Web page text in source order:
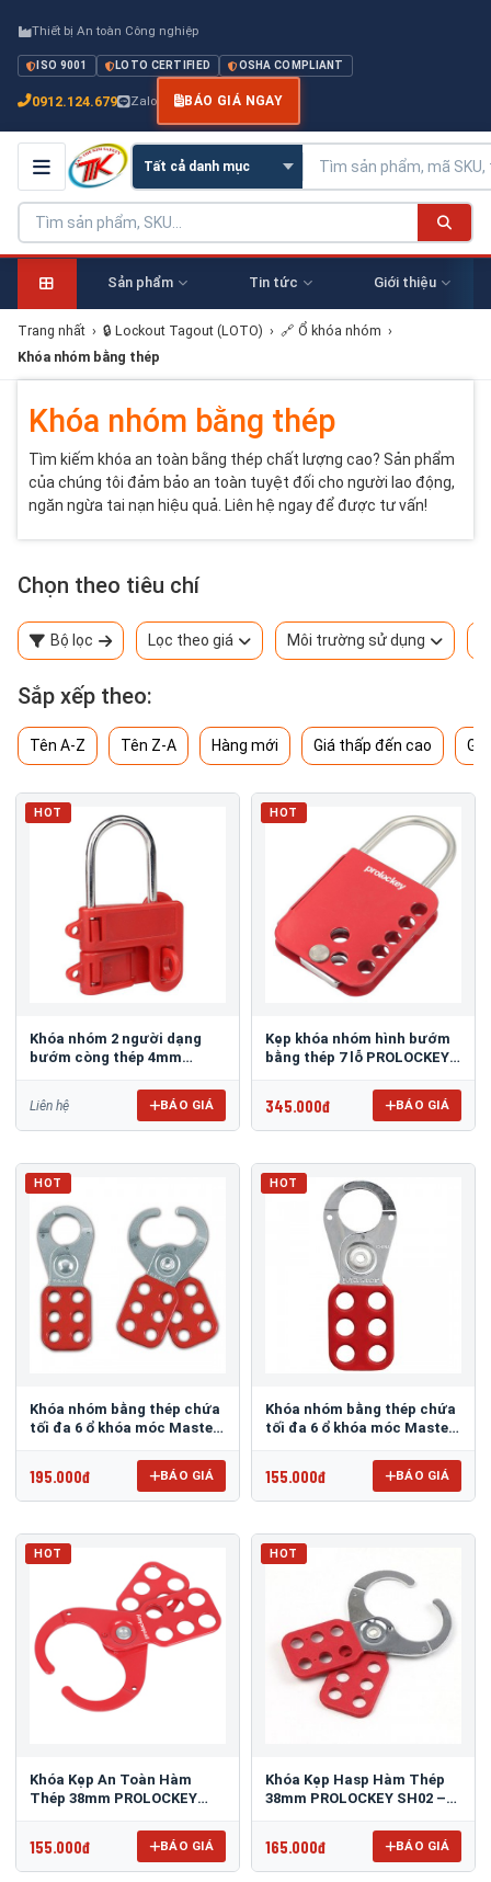
Thiết bị An toàn Công nghiệp
ISO 9001 LOTO CERTIFIED OSHA COMPLIANT
0912.124.679 Zalo BÁO GIÁ NGAY
Sản phẩm Tin tức Giới thiệu
Trang nhất › 🔒 Lockout Tagout (LOTO) › 🔗 Ổ khóa nhóm ›
Khóa nhóm bằng thép
Khóa nhóm bằng thép
Tìm kiếm khóa an toàn bằng thép chất lượng cao? Sản phẩm
của chúng tôi đảm bảo an toàn tuyệt đối cho người lao động,
ngăn ngừa tai nạn hiệu quả. Liên hệ ngay để được tư vấn!
Chọn theo tiêu chí
Bộ lọc Lọc theo giá Môi trường sử dụng
Sắp xếp theo:
Tên A-Z Tên Z-A Hàng mới Giá thấp đến cao
HOT
Khóa nhóm 2 người dạng
bướm còng thép 4mm
Liên hệ BÁO GIÁ
HOT
Kẹp khóa nhóm hình bướm
bằng thép 7 lỗ PROLOCKEY
345.000đ BÁO GIÁ
HOT
Khóa nhóm bằng thép chứa
tối đa 6 ổ khóa móc Master
195.000đ BÁO GIÁ
HOT
Khóa nhóm bằng thép chứa
tối đa 6 ổ khóa móc Master
155.000đ BÁO GIÁ
HOT
Khóa Kẹp An Toàn Hàm
Thép 38mm PROLOCKEY
155.000đ BÁO GIÁ
HOT
Khóa Kẹp Hasp Hàm Thép
38mm PROLOCKEY SH02 –
165.000đ BÁO GIÁ